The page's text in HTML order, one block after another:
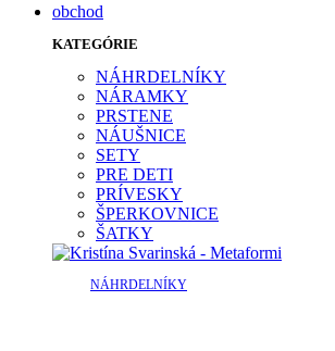
obchod
KATEGÓRIE
NÁHRDELNÍKY
NÁRAMKY
PRSTENE
NÁUŠNICE
SETY
PRE DETI
PRÍVESKY
ŠPERKOVNICE
ŠATKY
NÁHRDELNÍKY